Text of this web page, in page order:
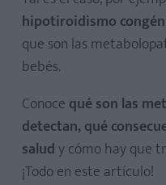
hipotiroidismo
que son las
bebés.
Conoce qué son las
detectan, qué
saludy cómo hay que
¡Todo en este artículo!